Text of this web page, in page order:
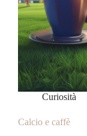
Curiosità
Calcio e caffè